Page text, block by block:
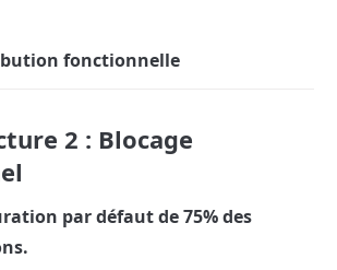
fonctionnelle
2 : Blocage
par défaut de 75% des